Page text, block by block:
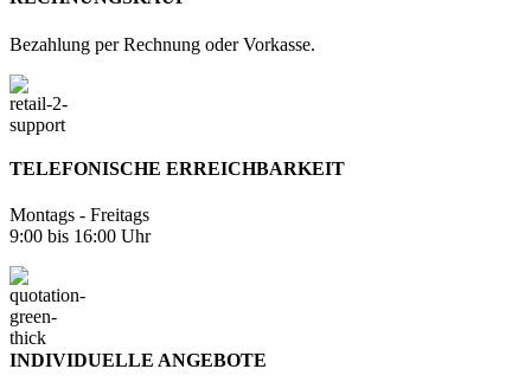
Bezahlung per Rechnung oder Vorkasse.
TELEFONISCHE ERREICHBARKEIT
Montags - Freitags
9:00 bis 16:00 Uhr
INDIVIDUELLE ANGEBOTE